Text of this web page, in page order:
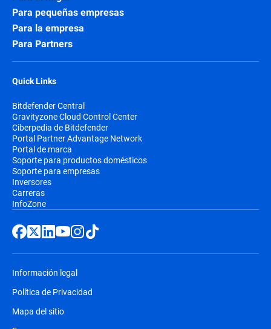
Para pequeñas empresas
Para la empresa
Para Partners
Quick Links
Bitdefender Central
Gravityzone Cloud Control Center
Ciberpedia de Bitdefender
Portal Partner Advantage Network
Portal de marca
Soporte para productos domésticos
Soporte para empresas
Inversores
Carreras
InfoZone
Información legal
Política de Privacidad
Mapa del sitio